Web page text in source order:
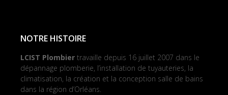
NOTRE HISTOIRE
LCIST Plombier travaille depuis 16 juillet 2007 dans le
dépannage plomberie, l’installation de tuyauteries, la
climatisation, la création et la conception salle de bains
dans la région d’Orléans.